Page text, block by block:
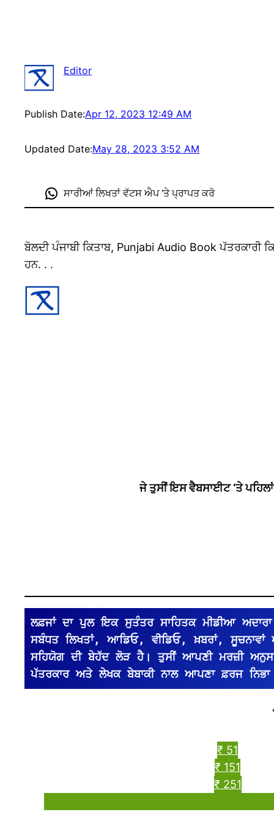
Editor
Publish Date:Apr 12, 2023 12:49 AM
Updated Date:May 28, 2023 3:52 AM
ਸਾਰੀਆਂ ਲਿਖਤਾਂ ਵੱਟਸ ਐਪ 'ਤੇ ਪ੍ਰਾਪਤ ਕਰੋ
ਬੋਲਦੀ ਪੰਜਾਬੀ ਕਿਤਾਬ, Punjabi Audio Book ਪੱਤਰਕਾਰੀ
ਹਨ. . .
ਜੇ ਤੁਸੀਂ ਇਸ ਵੈਬਸਾਈਟ ‘ਤੇ
ਲਫ਼ਜਾਂ ਦਾ ਪੁਲ ਇਕ ਸੁਤੰਤਰ ਸਾਹਿਤਕ ਮੀਡੀਆ
ਸਬੰਧਤ ਲਿਖਤਾਂ, ਆਡਿਓ, ਵੀਡਿਓ, ਖ਼ਬਰਾਂ,
ਸਹਿਯੋਗ ਦੀ ਬੇਹੱਦ ਲੋੜ ਹੈ। ਤੁਸੀਂ ਆਪਣੀ ਮਰਜ਼ੀ
ਪੱਤਰਕਾਰ ਅਤੇ ਲੇਖਕ ਬੇਬਾਕੀ ਨਾਲ ਆਪਣਾ ਫ਼ਰਜ
₹ 51
₹ 151
₹ 251